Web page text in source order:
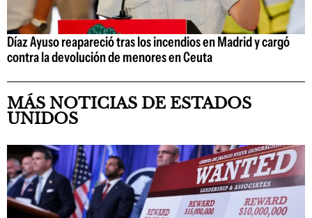
Díaz Ayuso reapareció tras los incendios en Madrid y cargó
contra la devolución de menores en Ceuta
MÁS NOTICIAS DE ESTADOS
UNIDOS